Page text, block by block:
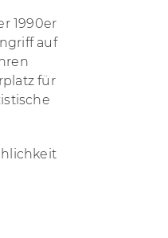
1990er
auf
für